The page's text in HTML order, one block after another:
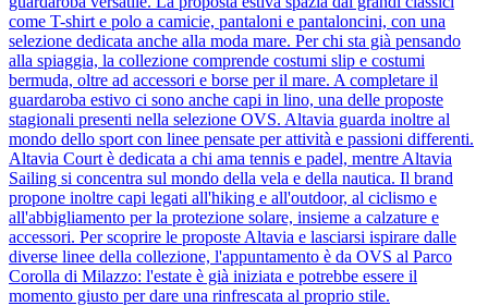
come T-shirt e polo a camicie, pantaloni e pantaloncini, con una
selezione dedicata anche alla moda mare. Per chi sta già pensando
alla spiaggia, la collezione comprende costumi slip e costumi
bermuda, oltre ad accessori e borse per il mare. A completare il
guardaroba estivo ci sono anche capi in lino, una delle proposte
stagionali presenti nella selezione OVS. Altavia guarda inoltre al
mondo dello sport con linee pensate per attività e passioni differenti.
Altavia Court è dedicata a chi ama tennis e padel, mentre Altavia
Sailing si concentra sul mondo della vela e della nautica. Il brand
propone inoltre capi legati all'hiking e all'outdoor, al ciclismo e
all'abbigliamento per la protezione solare, insieme a calzature e
accessori. Per scoprire le proposte Altavia e lasciarsi ispirare dalle
diverse linee della collezione, l'appuntamento è da OVS al Parco
Corolla di Milazzo: l'estate è già iniziata e potrebbe essere il
momento giusto per dare una rinfrescata al proprio stile.